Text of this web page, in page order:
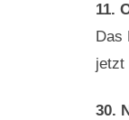
11.
Das
jetzt
30.